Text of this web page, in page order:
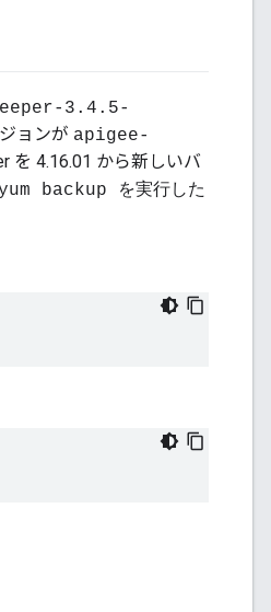
3.4.5-
ョンが apigee-
を 4.16.01 から新しいバ
backup を実行した